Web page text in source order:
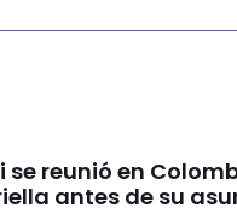
se reunió en
antes de su